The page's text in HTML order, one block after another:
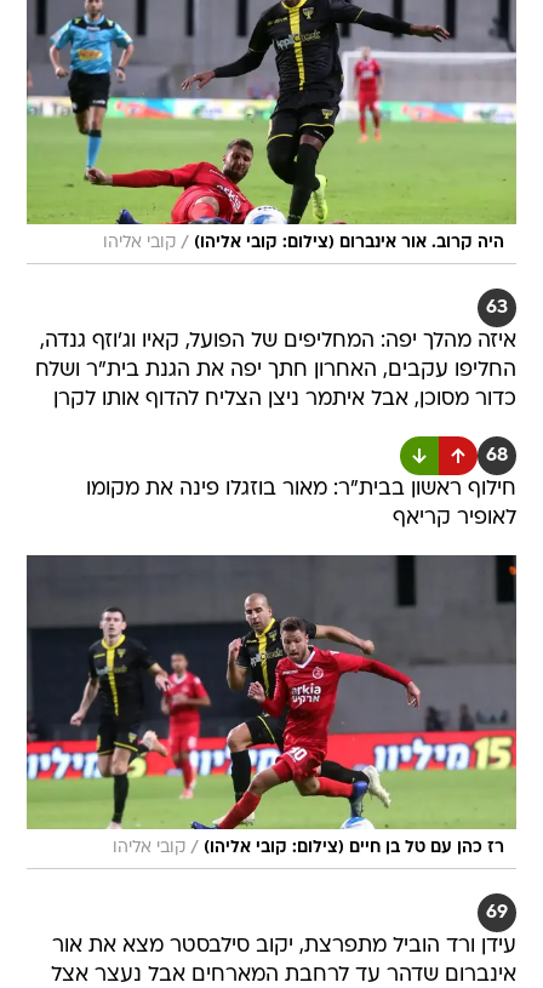
היה קרוב. אור אינברום (צילום: קובי אליהו) / קובי אליהו
63
איזה מהלך יפה: המחליפים של הפועל, קאיו וג'וזף גנדה,
החליפו עקבים, האחרון חתך יפה את הגנת בית"ר ושלח
כדור מסוכן, אבל איתמר ניצן הצליח להדוף אותו לקרן
68
חילוף ראשון בבית"ר: מאור בוזגלו פינה את מקומו
לאופיר קריאף
רז כהן עם טל בן חיים (צילום: קובי אליהו) / קובי אליהו
69
עידן ורד הוביל מתפרצת, יקוב סילבסטר מצא את אור
אינברום שדהר עד לרחבת המארחים אבל נעצר אצל